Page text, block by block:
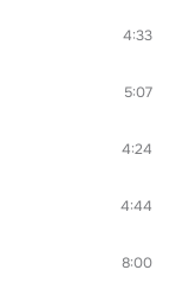
4:33
5:07
4:24
4:44
8:00